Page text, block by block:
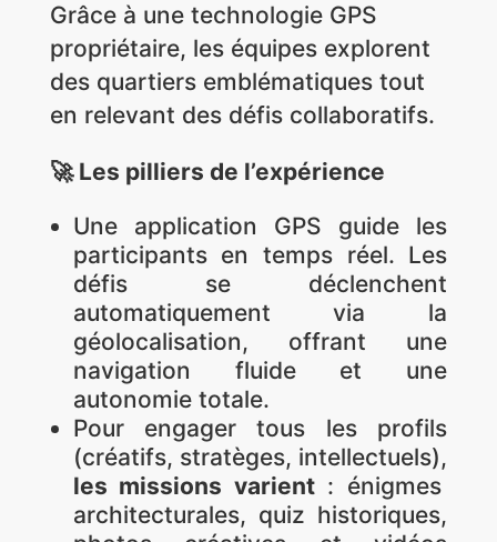
Grâce à une technologie GPS
propriétaire, les équipes explorent
des quartiers emblématiques tout
en relevant des défis collaboratifs.
🚀 Les pilliers de l’expérience
Une application GPS guide les
participants en temps réel. Les
défis se déclenchent
automatiquement via la
géolocalisation, offrant une
navigation fluide et une
autonomie totale.
Pour engager tous les profils
(créatifs, stratèges, intellectuels),
les missions varient: énigmes
architecturales, quiz historiques,